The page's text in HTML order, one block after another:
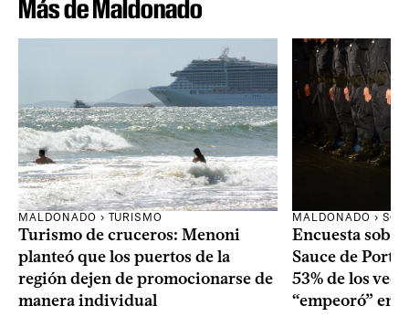
Más de Maldonado
MALDONADO › TURISMO
Turismo de cruceros: Menoni
planteó que los puertos de la
región dejen de promocionarse de
manera individual
MALDONADO ›
Encuesta
Sauce de
53% de los
“empeoró” en